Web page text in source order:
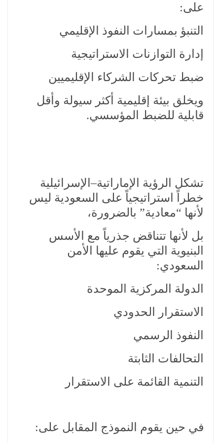
على:
التنبؤ بمسارات النفوذ الإقليمي
إدارة التوازنات الاستراتيجية
ضبط تحركات الشركاء الإقليميين
ويخلق بيئة إقليمية أكثر سيولة وأقل
قابلية للضبط المؤسسي.
تشكل الرؤية الإماراتية–الإسرائيلية
خطراً استراتيجياً على السعودية ليس
لأنها “معادية” بالضرورة،
بل لأنها تتناقض جذرياً مع الأسس
البنيوية التي يقوم عليها الأمن
السعودي:
الدولة المركزية الموحدة
الاستقرار الحدودي
النفوذ الرسمي
التحالفات الثابتة
التنمية القائمة على الاستقرار
في حين يقوم النموذج المقابل على: